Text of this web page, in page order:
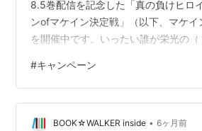
8.5巻配信を記念した「真の負けヒロ
ンofマケイン決定戦」（以下、マケイ
を開催中です。いったい誰が栄光の（
今回は、このマケインキャンペーンの
ューし、企画が生まれたきっかけや
お届けします。 企画コンセプトが固
者～ 企画が動き出すまでの舞台裏 ～
#キャンペーン
BOOK☆WALKER inside • 6ヶ月前